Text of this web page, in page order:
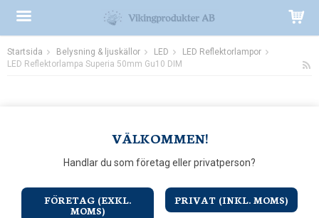
VÄLKOMMEN!
Handlar du som företag eller privatperson?
FÖRETAG (EXKL.
MOMS)
PRIVAT (INKL. MOMS)
Produkten har blivit tillagd i varukorgen
Startsida Belysning & ljuskällor LED
LED Reflektorlampor
LED Reflektorlampa Superia 50mm Gu10 DIM